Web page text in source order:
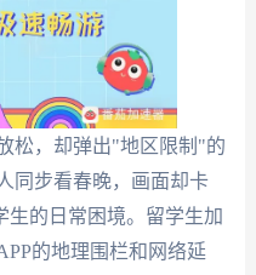
松，却弹出"地区限制"的
同步看春晚，画面却卡
的日常困境。留学生加
的地理围栏和网络延